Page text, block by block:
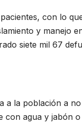
con lo
y manejo
siete mil 67
a la población a
con agua y jabón